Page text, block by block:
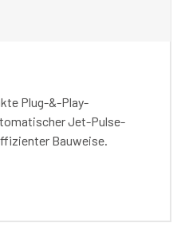
Plug-&-Play-
Jet-Pulse-
Bauweise.